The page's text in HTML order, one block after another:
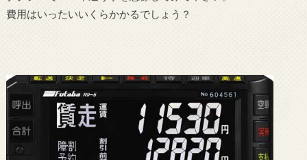
費用はいったいいくらかかるでしょう？